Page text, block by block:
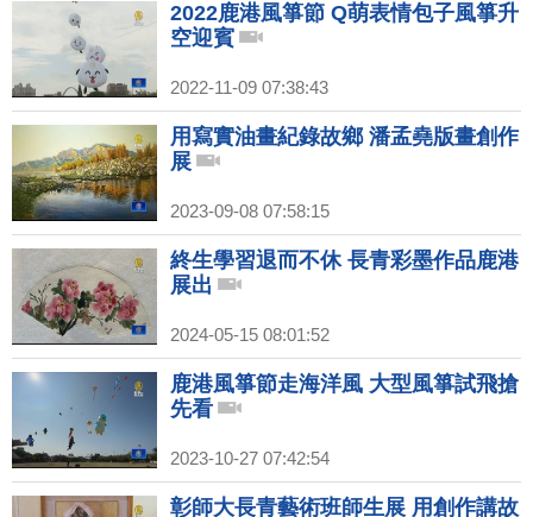
2022鹿港風箏節 Q萌表情包子風箏升
空迎賓
2022-11-09 07:38:43
用寫實油畫紀錄故鄉 潘孟堯版畫創作
展
2023-09-08 07:58:15
終生學習退而不休 長青彩墨作品鹿港
展出
2024-05-15 08:01:52
鹿港風箏節走海洋風 大型風箏試飛搶
先看
2023-10-27 07:42:54
彰師大長青藝術班師生展 用創作講故